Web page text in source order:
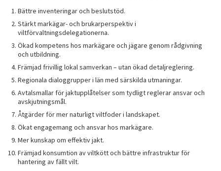
Bättre inventeringar och beslutstöd.
Stärkt markägar- och brukarperspektiv i
viltförvaltningsdelegationerna.
Ökad kompetens hos markägare och jägare genom rådgivning
och utbildning.
Främjad frivillig lokal samverkan – utan ökad detaljreglering.
Regionala dialoggrupper i län med särskilda utmaningar.
Avtalsmallar för jaktupplåtelser som tydligt reglerar ansvar och
avskjutningsmål.
Åtgärder för mer naturligt viltfoder i landskapet.
Ökat engagemang och ansvar hos markägare.
Mer kunskap om effektiv jakt.
Främjad konsumtion av viltkött och bättre infrastruktur för
hantering av fällt vilt.